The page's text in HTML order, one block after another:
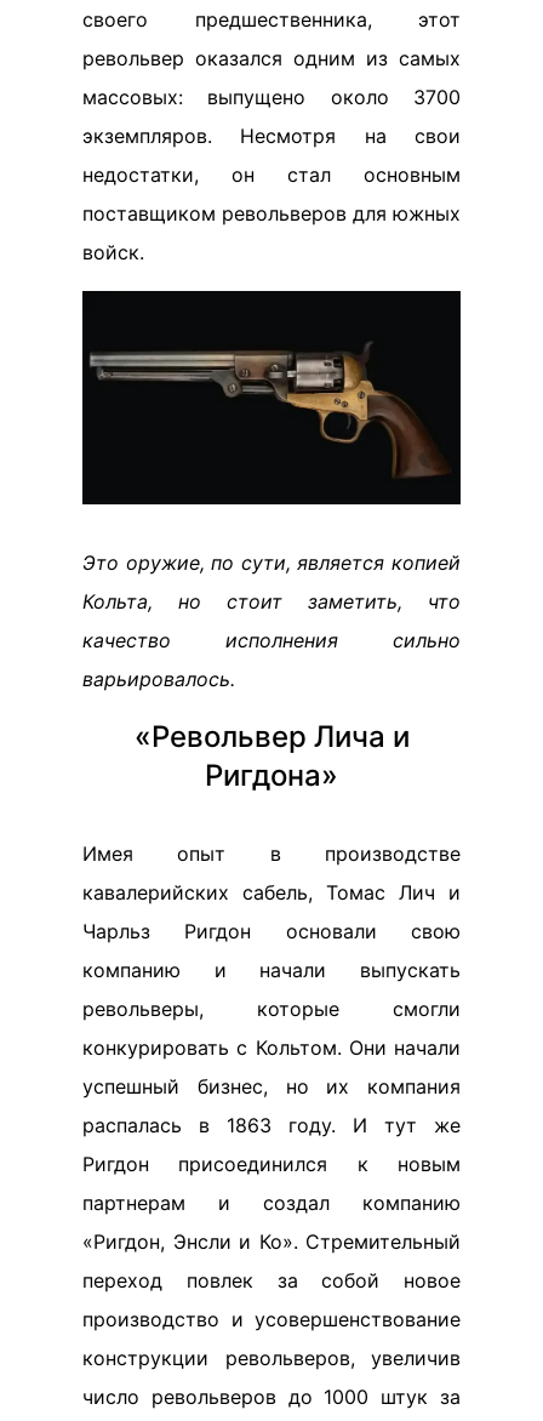
своего предшественника, этот
револьвер оказался одним из самых
массовых: выпущено около 3700
экземпляров. Несмотря на свои
недостатки, он стал основным
поставщиком револьверов для южных
войск.
Это оружие, по сути, является копией
Кольта, но стоит заметить, что
качество исполнения сильно
варьировалось.
«Револьвер Лича и
Ригдона»
Имея опыт в производстве
кавалерийских сабель, Томас Лич и
Чарльз Ригдон основали свою
компанию и начали выпускать
револьверы, которые смогли
конкурировать с Кольтом. Они начали
успешный бизнес, но их компания
распалась в 1863 году. И тут же
Ригдон присоединился к новым
партнерам и создал компанию
«Ригдон, Энсли и Ко». Стремительный
переход повлек за собой новое
производство и усовершенствование
конструкции револьверов, увеличив
число револьверов до 1000 штук за